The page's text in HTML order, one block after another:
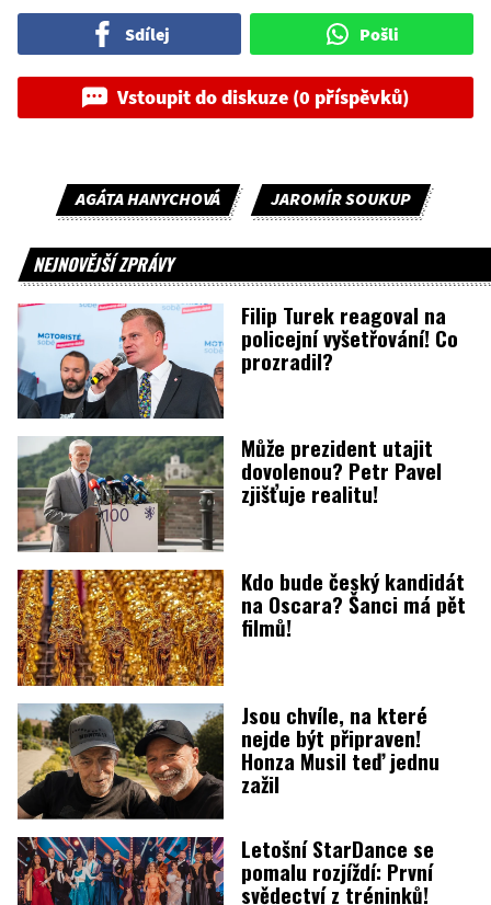
Sdílej Pošli
Vstoupit do diskuze (0 příspěvků)
AGÁTA HANYCHOVÁ JAROMÍR SOUKUP
NEJNOVĚJŠÍ ZPRÁVY
Filip Turek reagoval na
policejní vyšetřování! Co
prozradil?
Může prezident utajit
dovolenou? Petr Pavel
zjišťuje realitu!
Kdo bude český kandidát
na Oscara? Šanci má pět
filmů!
Jsou chvíle, na které
nejde být připraven!
Honza Musil teď jednu
zažil
Letošní StarDance se
pomalu rozjíždí: První
svědectví z tréninků!